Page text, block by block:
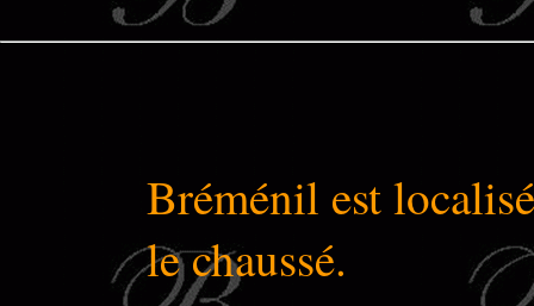
Bréménil est
le chaussé.